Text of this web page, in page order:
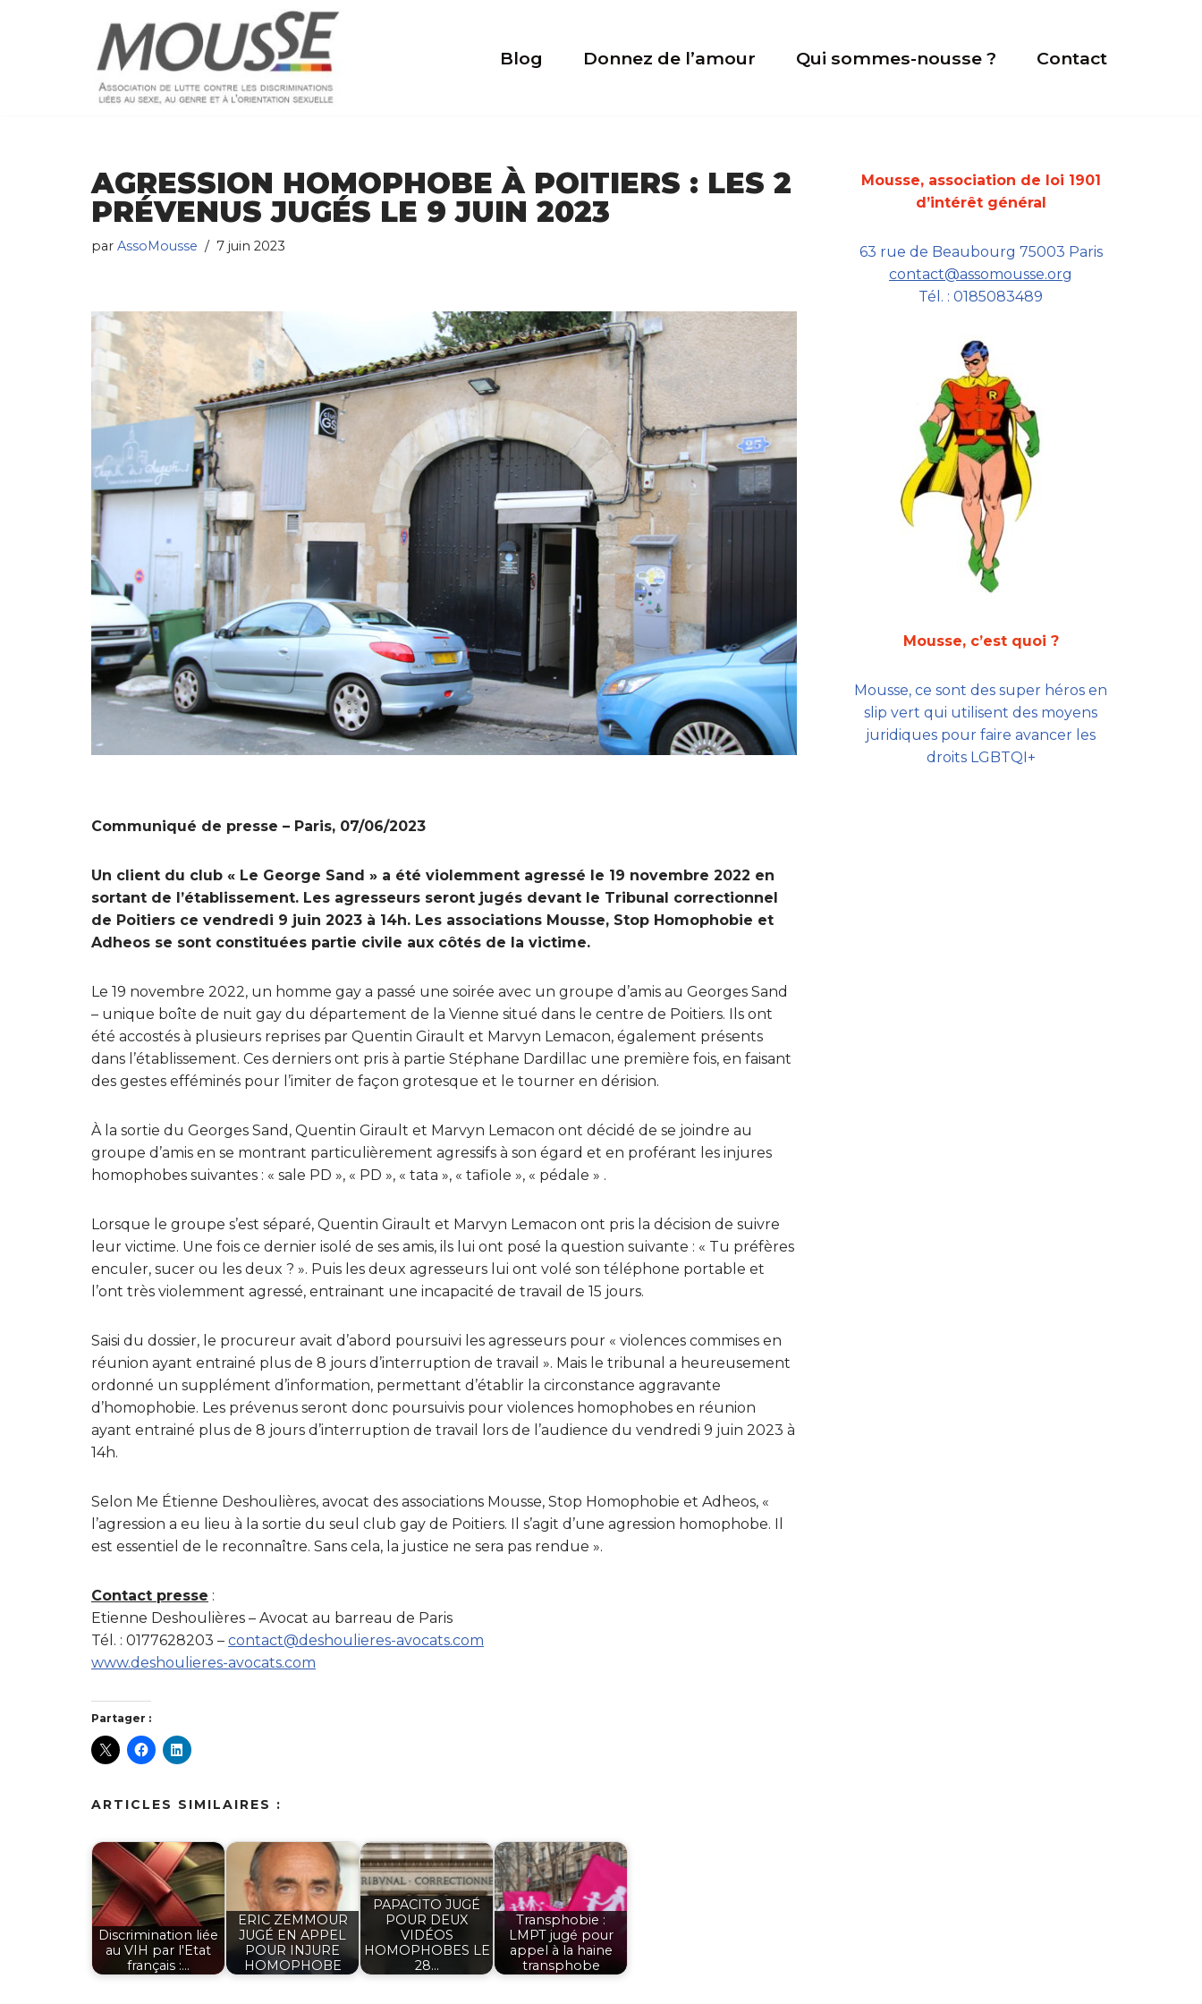
Blog Donnez de l’amour Qui sommes-nousse ? Contact
AGRESSION HOMOPHOBE À POITIERS : LES 2
PRÉVENUS JUGÉS LE 9 JUIN 2023
par AssoMousse 7 juin 2023
Communiqué de presse – Paris, 07/06/2023
Un client du club « Le George Sand » a été violemment agressé le 19 novembre 2022 en
sortant de l’établissement. Les agresseurs seront jugés devant le Tribunal correctionnel
de Poitiers ce vendredi 9 juin 2023 à 14h. Les associations Mousse, Stop Homophobie et
Adheos se sont constituées partie civile aux côtés de la victime.
Le 19 novembre 2022, un homme gay a passé une soirée avec un groupe d’amis au Georges Sand
– unique boîte de nuit gay du département de la Vienne situé dans le centre de Poitiers. Ils ont
été accostés à plusieurs reprises par Quentin Girault et Marvyn Lemacon, également présents
dans l’établissement. Ces derniers ont pris à partie Stéphane Dardillac une première fois, en faisant
des gestes efféminés pour l’imiter de façon grotesque et le tourner en dérision.
À la sortie du Georges Sand, Quentin Girault et Marvyn Lemacon ont décidé de se joindre au
groupe d’amis en se montrant particulièrement agressifs à son égard et en proférant les injures
homophobes suivantes : « sale PD », « PD », « tata », « tafiole », « pédale » .
Lorsque le groupe s’est séparé, Quentin Girault et Marvyn Lemacon ont pris la décision de suivre
leur victime. Une fois ce dernier isolé de ses amis, ils lui ont posé la question suivante : « Tu préfères
enculer, sucer ou les deux ? ». Puis les deux agresseurs lui ont volé son téléphone portable et
l’ont très violemment agressé, entrainant une incapacité de travail de 15 jours.
Saisi du dossier, le procureur avait d’abord poursuivi les agresseurs pour « violences commises en
réunion ayant entrainé plus de 8 jours d’interruption de travail ». Mais le tribunal a heureusement
ordonné un supplément d’information, permettant d’établir la circonstance aggravante
d’homophobie. Les prévenus seront donc poursuivis pour violences homophobes en réunion
ayant entrainé plus de 8 jours d’interruption de travail lors de l’audience du vendredi 9 juin 2023 à
14h.
Selon Me Étienne Deshoulières, avocat des associations Mousse, Stop Homophobie et Adheos, «
l’agression a eu lieu à la sortie du seul club gay de Poitiers. Il s’agit d’une agression homophobe. Il
est essentiel de le reconnaître. Sans cela, la justice ne sera pas rendue ».
Contact presse :
Etienne Deshoulières – Avocat au barreau de Paris
Tél. : 0177628203 – contact@deshoulieres-avocats.com
www.deshoulieres-avocats.com
Partager :
ARTICLES SIMILAIRES :
Discrimination liée
au VIH par l'Etat
français :…
ERIC ZEMMOUR
JUGÉ EN APPEL
POUR INJURE
HOMOPHOBE
PAPACITO JUGÉ
POUR DEUX
VIDÉOS
HOMOPHOBES LE
28…
Transphobie :
LMPT jugé pour
appel à la haine
transphobe
Mousse, association de loi 1901
d’intérêt général
63 rue de Beaubourg 75003 Paris
contact@assomousse.org
Tél. : 0185083489
Mousse, c’est quoi ?
Mousse, ce sont des super héros en
slip vert qui utilisent des moyens
juridiques pour faire avancer les
droits LGBTQI+